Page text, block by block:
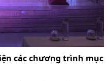
các chương trình mục